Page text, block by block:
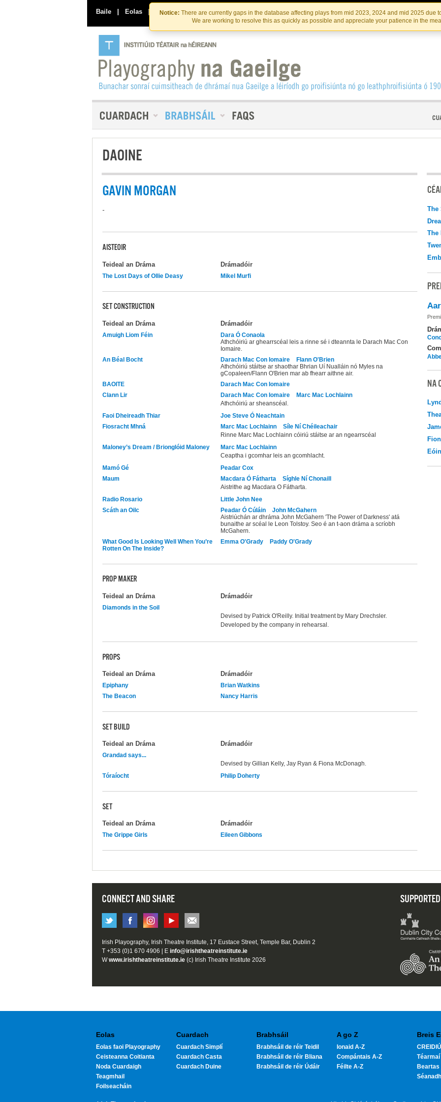
Skip
to
the
content
Skip
to
content
Notice: There are currently gaps in the database affecting plays from mid 2023, 2024 and mid 2025 due
We are working to resolve this as quickly as possible and appreciate your patience in the
Baile | Eolas | Déan Teagmháil Linn INSTITIúID TéATAIR NA HÉIREANN
DAOINE
GAVIN MORGAN
-
AISTEOIR
Teideal an Dráma Drámadóir
The Lost Days of Ollie Deasy Mikel Murfi
SET CONSTRUCTION
Teideal an Dráma Drámadóir
Amuigh Liom Féin
Dara Ó Conaola
Athchóiriú ar ghearrscéal leis a rinne sé i dteannta le Darach Mac Con
Iomaire.
An Béal Bocht
Darach Mac Con Iomaire
Flann O'Brien
Athchóiriú stáitse ar shaothar Bhrian Uí Nualláin nó Myles na
gCopaleen/Flann O'Brien mar ab fhearr aithne air.
BAOITE
Darach Mac Con Iomaire
Clann Lir
Darach Mac Con Iomaire
Marc Mac Lochlainn
Athchóiriú ar sheanscéal.
Faoi Dheireadh Thiar
Joe Steve Ó Neachtain
Fiosracht Mhná
Marc Mac Lochlainn
Síle Ní Chéileachair
Rinne Marc Mac Lochlainn cóiriú stáitse ar an ngearrscéal
Maloney’s Dream / Brionglóid Maloney
Marc Mac Lochlainn
Ceaptha i gcomhar leis an gcomhlacht.
Mamó Gé
Peadar Cox
Maum
Macdara Ó Fátharta
Síghle Ní Chonaill
Aistrithe ag Macdara O Fátharta.
Radio Rosario
Little John Nee
Scáth an Oilc
Peadar Ó Cúláin
John McGahern
Aistriúchán ar dhráma John McGahern 'The Power of Darkness' atá
bunaithe ar scéal le Leon Tolstoy. Seo é an t-aon dráma a scríobh
McGahern.
What Good Is Looking Well When You’re
Rotten On The Inside?
Emma O'Grady Paddy O'Grady
PROP MAKER
Teideal an Dráma Drámadóir
Diamonds in the Soil
Devised by Patrick O'Reilly. Initial treatment by Mary Drechsler.
Developed by the company in rehearsal.
PROPS
Teideal an Dráma Drámadóir
Epiphany
Brian Watkins
The Beacon
Nancy Harris
SET BUILD
Teideal an Dráma Drámadóir
Grandad says...
Devised by Gillian Kelly, Jay Ryan & Fiona McDonagh.
Tóraíocht
Philip Doherty
SET
Teideal an Dráma Drámadóir
The Grippe Girls Eileen Gibbons
The
The
NA
CONNECT AND SHARE
Irish Playography, Irish Theatre Institute, 17 Eustace Street, Temple Bar, Dublin 2
T +353 (0)1 670 4906 | E info@irishtheatreinstitute.ie
Wwww.irishtheatreinstitute.ie (c) Irish Theatre Institute 2026
Eolas
Eolas faoi Playography
Ceisteanna Coitianta
Noda Cuardaigh
Teagmhail
Foilseacháin
Cuardach
Cuardach Simplí
Cuardach Casta
Cuardach Duine
Brabhsáil
Brabhsáil de réir Teidil
Brabhsáil de réir Bliana
Brabhsáil de réir Údáir
A go Z
Ionaid A-Z
Compántais A-Z
Féilte A-Z
Breis
Beartas
Séanadh